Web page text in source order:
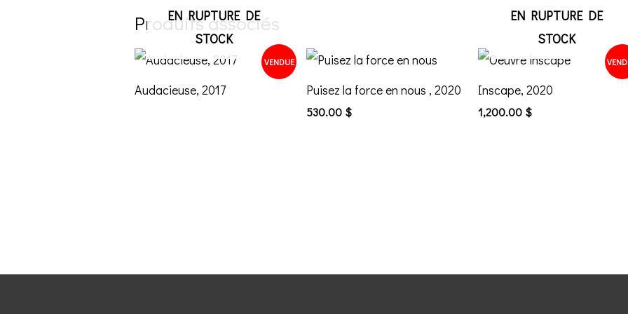
Produits associés
VENDUE
EN RUPTURE DE
STOCK
Audacieuse, 2017 Puisez la force en nous , 2020
530.00 $
EN RUPTURE DE
STOCK
Inscape, 2020
1,200.00 $